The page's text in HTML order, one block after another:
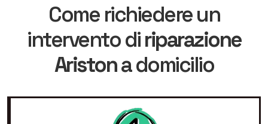
Come richiedere un
intervento diriparazione
Aristona domicilio